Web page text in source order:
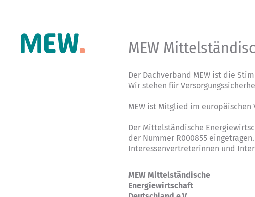
MEW
Der Dachverband MEW ist die
Wir stehen für
MEW ist Mitglied im europäischen
Der Mittelständische
der Nummer R000855
Interessenvertreterinnen und
MEW Mittelständische
Energiewirtschaft